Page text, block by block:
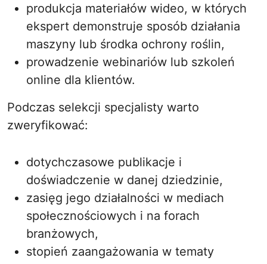
produkcja materiałów wideo, w których
ekspert demonstruje sposób działania
maszyny lub środka ochrony roślin,
prowadzenie webinariów lub szkoleń
online dla klientów.
Podczas selekcji specjalisty warto
zweryfikować:
dotychczasowe publikacje i
doświadczenie w danej dziedzinie,
zasięg jego działalności w mediach
społecznościowych i na forach
branżowych,
stopień zaangażowania w tematy